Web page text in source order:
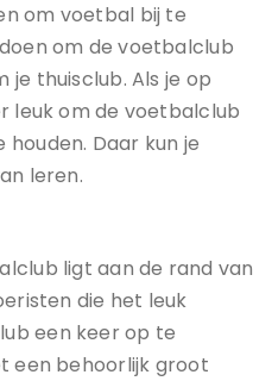
om voetbal bij te
om de voetbalclub
je thuisclub. Als je op
leuk om de voetbalclub
Daar kun je
leren.
ligt aan de rand van
die het leuk
een keer op te
een behoorlijk groot